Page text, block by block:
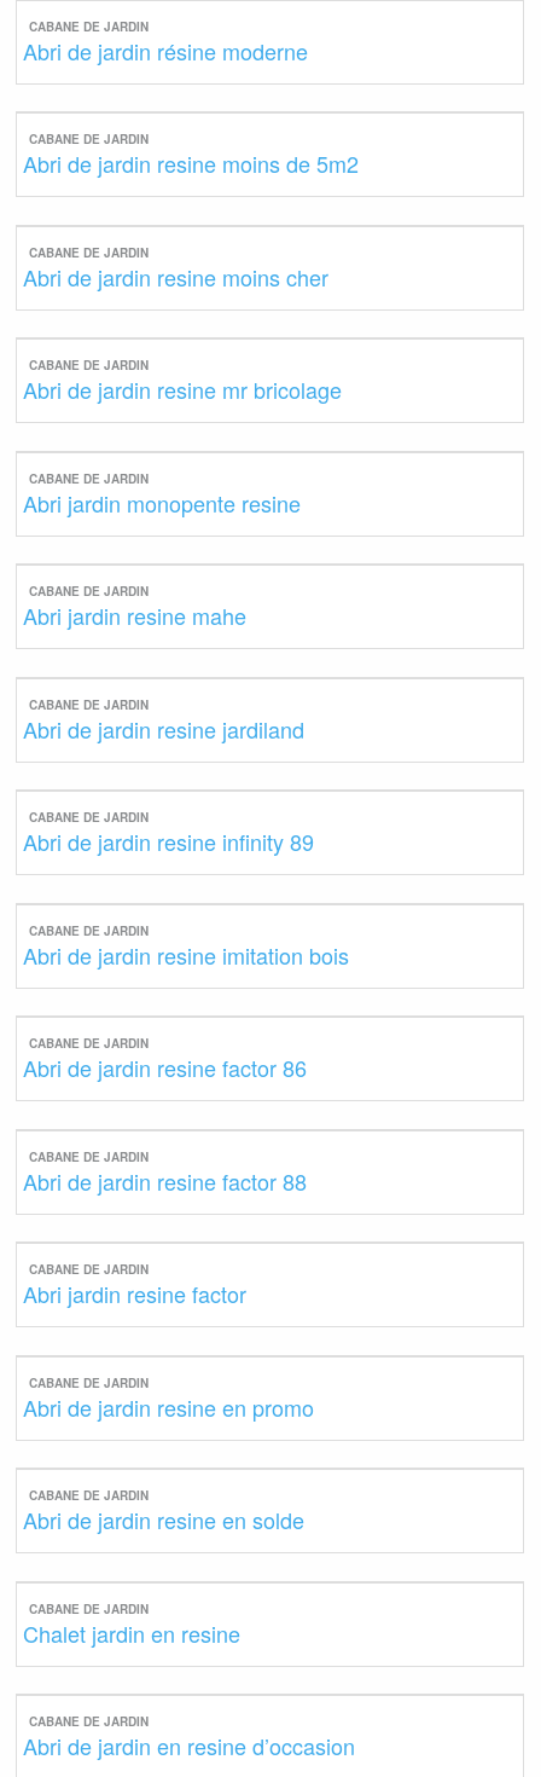
CABANE DE JARDIN
Abri de jardin résine moderne
CABANE DE JARDIN
Abri de jardin resine moins de 5m2
CABANE DE JARDIN
Abri de jardin resine moins cher
CABANE DE JARDIN
Abri de jardin resine mr bricolage
CABANE DE JARDIN
Abri jardin monopente resine
CABANE DE JARDIN
Abri jardin resine mahe
CABANE DE JARDIN
Abri de jardin resine jardiland
CABANE DE JARDIN
Abri de jardin resine infinity 89
CABANE DE JARDIN
Abri de jardin resine imitation bois
CABANE DE JARDIN
Abri de jardin resine factor 86
CABANE DE JARDIN
Abri de jardin resine factor 88
CABANE DE JARDIN
Abri jardin resine factor
CABANE DE JARDIN
Abri de jardin resine en promo
CABANE DE JARDIN
Abri de jardin resine en solde
CABANE DE JARDIN
Chalet jardin en resine
CABANE DE JARDIN
Abri de jardin en resine d’occasion